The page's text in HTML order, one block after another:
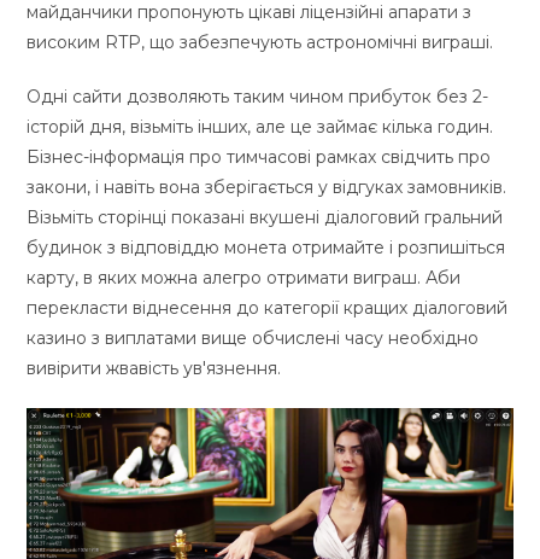
майданчики пропонують цікаві ліцензійні апарати з
високим RTP, що забезпечують астрономічні виграші.
Одні сайти дозволяють таким чином прибуток без 2-
історій дня, візьміть інших, але це займає кілька годин.
Бізнес-інформація про тимчасові рамках свідчить про
закони, і навіть вона зберігається у відгуках замовників.
Візьміть сторінці показані вкушені діалоговий гральний
будинок з відповіддю монета отримайте і розпишіться
карту, в яких можна алегро отримати виграш. Аби
перекласти віднесення до категорії кращих діалоговий
казино з виплатами вище обчислені часу необхідно
вивірити жвавість ув'язнення.